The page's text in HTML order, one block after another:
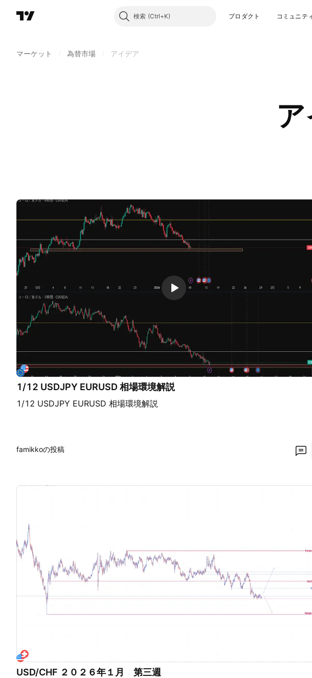
検索 プロダクト コミュニテ
マーケット 為替市場 アイデア
1/12 USDJPY EURUSD 相場環境解説
1/12 USDJPY EURUSD 相場環境解説
famikkoの投稿
USD/CHF ２０２６年１月 第三週